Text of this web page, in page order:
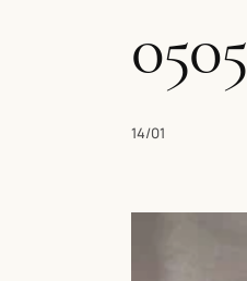
0505
14/01